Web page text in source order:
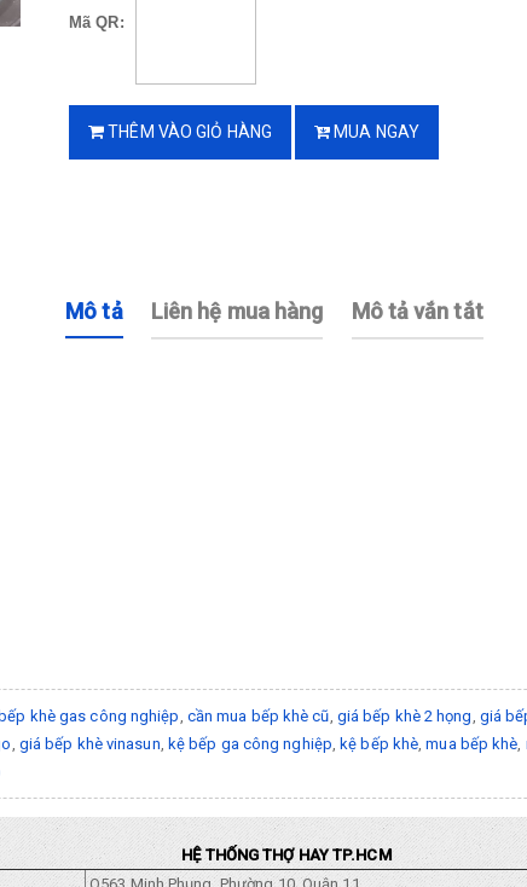
Mã QR:
THÊM VÀO GIỎ HÀNG MUA NGAY
Mô tả Liên hệ mua hàng Mô tả vắn tắt
khè gas công nghiệp cần mua bếp khè cũ giá bếp khè 2 họng giá
giá bếp khè vinasun kệ bếp ga công nghiệp ,kệ bếp khè ,mua bếp khè
HỆ THỐNG THỢ HAY TP.HCM
Q563 Minh Phụng, Phường 10, Quận 11